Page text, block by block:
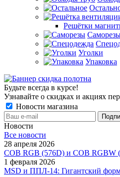
Решётки
Уголки
Упаковка
Будьте всегда в курсе!
Узнавайте о скидках и акциях
Новости магазина
Новости
Все новости
28 апреля 2026
COB RGB (576D) и COB RGBW
1 февраля 2026
MSD и ППЛ-14: Гигантский